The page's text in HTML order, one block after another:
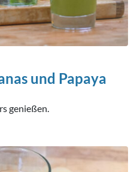
und Papaya
genießen.